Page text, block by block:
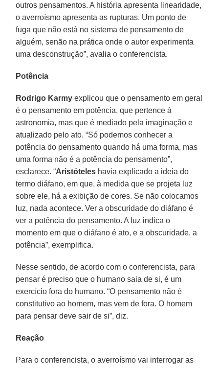
outros pensamentos. A história apresenta linearidade,
o averroísmo apresenta as rupturas. Um ponto de
fuga que não está no sistema de pensamento de
alguém, senão na prática onde o autor experimenta
uma desconstrução”, avalia o conferencista.
Potência
Rodrigo Karmy explicou que o pensamento em geral
é o pensamento em potência, que pertence à
astronomia, mas que é mediado pela imaginação e
atualizado pelo ato. “Só podemos conhecer a
potência do pensamento quando há uma forma, mas
uma forma não é a potência do pensamento”,
esclarece. “Aristóteles havia explicado a ideia do
termo diáfano, em que, à medida que se projeta luz
sobre ele, há a exibição de cores. Se não colocamos
luz, nada acontece. Ver a obscuridade do diáfano é
ver a potência do pensamento. A luz indica o
momento em que o diáfano é ato, e a obscuridade, a
potência”, exemplifica.
Nesse sentido, de acordo com o conferencista, para
pensar é preciso que o humano saia de si, é um
exercício fora do humano. “O pensamento não é
constitutivo ao homem, mas vem de fora. O homem
para pensar deve sair de si”, diz.
Reação
Para o conferencista, o averroísmo vai interrogar as